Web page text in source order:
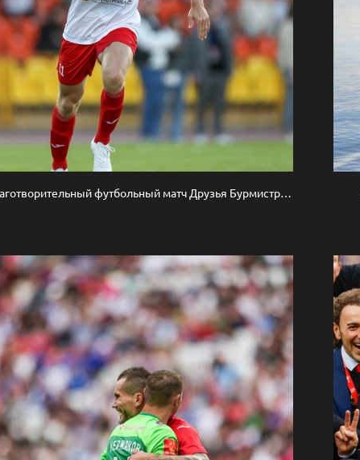
Благотворительный футбольный матч Друзья Бурмистрова vs ФК Fight Nights